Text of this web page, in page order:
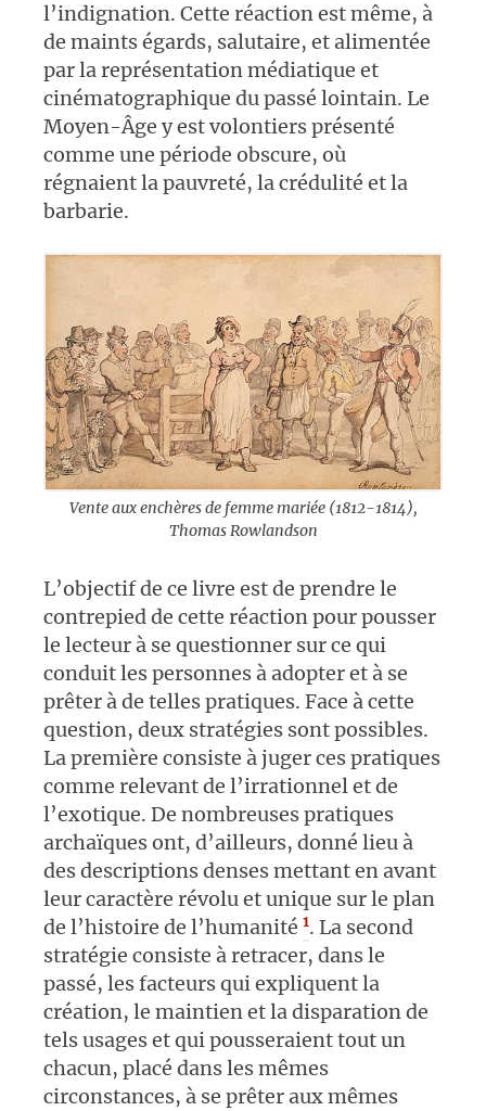
l’indignation. Cette réaction est même, à
de maints égards, salutaire, et alimentée
par la représentation médiatique et
cinématographique du passé lointain. Le
Moyen-Âge y est volontiers présenté
comme une période obscure, où
régnaient la pauvreté, la crédulité et la
barbarie.
Vente aux enchères de femme mariée (1812-1814),
Thomas Rowlandson
L’objectif de ce livre est de prendre le
contrepied de cette réaction pour pousser
le lecteur à se questionner sur ce qui
conduit les personnes à adopter et à se
prêter à de telles pratiques. Face à cette
question, deux stratégies sont possibles.
La première consiste à juger ces pratiques
comme relevant de l’irrationnel et de
l’exotique. De nombreuses pratiques
archaïques ont, d’ailleurs, donné lieu à
des descriptions denses mettant en avant
leur caractère révolu et unique sur le plan
de l’histoire de l’humanité 1. La second
stratégie consiste à retracer, dans le
passé, les facteurs qui expliquent la
création, le maintien et la disparation de
tels usages et qui pousseraient tout un
chacun, placé dans les mêmes
circonstances, à se prêter aux mêmes